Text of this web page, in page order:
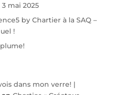
mai 2025
by Chartier à la SAQ –
!
dans mon verre! |